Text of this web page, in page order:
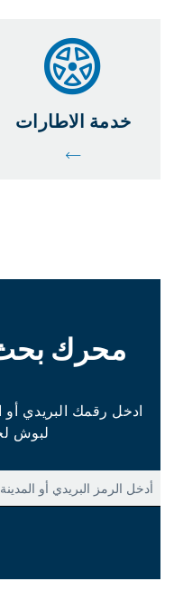
خدمة الاطارات
محرك بحث
ادخل رقمك البريدي أو
لبوش